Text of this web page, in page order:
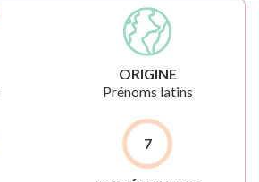
ORIGINE
Prénoms latins
7